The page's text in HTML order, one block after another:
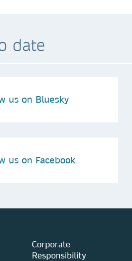
date
us on Bluesky
us on Facebook
Corporate
Responsibility